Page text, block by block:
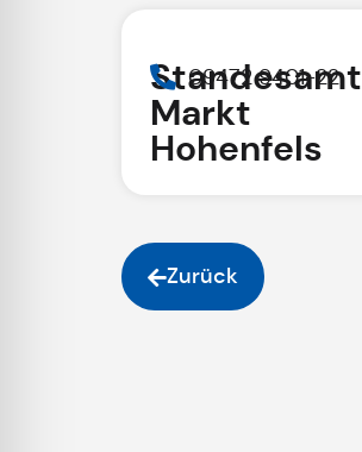
Standesamt
Markt
Hohenfels
09472 9401-22
Zurück